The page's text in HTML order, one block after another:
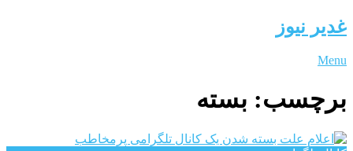
غدیر نیوز
Menu
برچسب: بسته